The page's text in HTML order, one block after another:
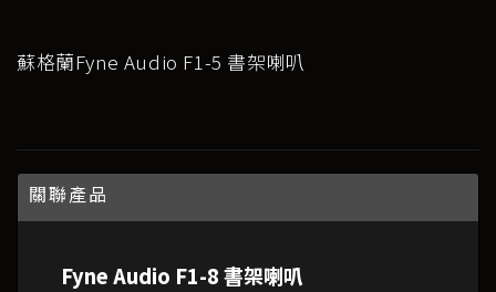
蘇格蘭Fyne Audio F1-5 書架喇叭
關聯產品
Fyne Audio F1-8 書架喇叭